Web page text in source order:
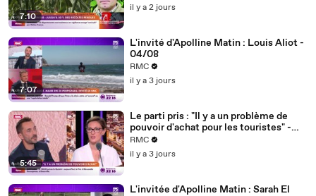
7:10
il y a 2 jours
7:07
L'invité d'Apolline Matin : Louis Aliot -
04/08
RMC
il y a 3 jours
5:45
Le parti pris : "Il y a un problème de
pouvoir d'achat pour les touristes" -
04/08
RMC
il y a 3 jours
L'invitée d'Apolline Matin : Sarah El